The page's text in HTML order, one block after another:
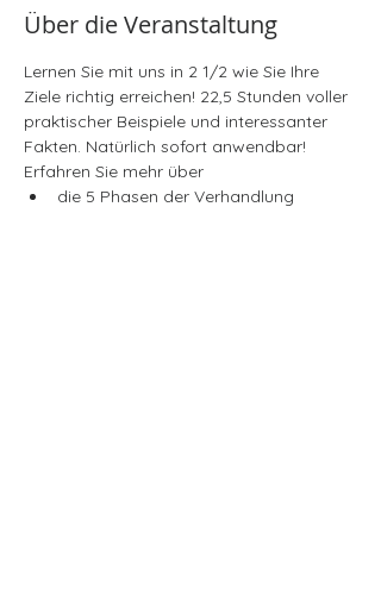
Über die Veranstaltung
Lernen Sie mit uns in 2 1/2 wie Sie Ihre
Ziele richtig erreichen! 22,5 Stunden voller
praktischer Beispiele und interessanter
Fakten. Natürlich sofort anwendbar!
Erfahren Sie mehr über
die 5 Phasen der Verhandlung